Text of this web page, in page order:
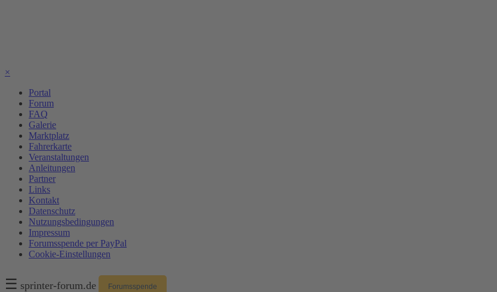
×
Portal
Forum
FAQ
Galerie
Marktplatz
Fahrerkarte
Veranstaltungen
Anleitungen
Partner
Links
Kontakt
Datenschutz
Nutzungsbedingungen
Impressum
Forumsspende per PayPal
Cookie-Einstellungen
☰ sprinter-forum.de Forumsspende